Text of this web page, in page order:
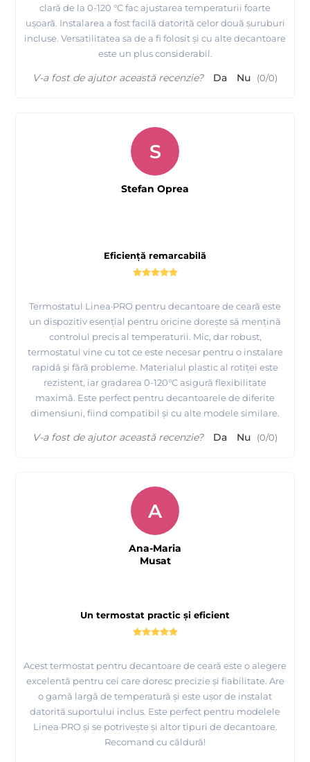
clară de la 0-120 °C fac ajustarea temperaturii foarte
ușoară. Instalarea a fost facilă datorită celor două șuruburi
incluse. Versatilitatea sa de a fi folosit și cu alte decantoare
este un plus considerabil.
V-a fost de ajutor această recenzie? Da Nu (0/0)
Eficiență remarcabilă
Termostatul Linea·PRO pentru decantoare de ceară este
un dispozitiv esențial pentru oricine dorește să mențină
controlul precis al temperaturii. Mic, dar robust,
termostatul vine cu tot ce este necesar pentru o instalare
rapidă și fără probleme. Materialul plastic al rotiței este
rezistent, iar gradarea 0-120°C asigură flexibilitate
maximă. Este perfect pentru decantoarele de diferite
dimensiuni, fiind compatibil și cu alte modele similare.
S
Stefan Oprea
V-a fost de ajutor această recenzie? Da Nu (0/0)
Un termostat practic și eficient
Acest termostat pentru decantoare de ceară este o alegere
excelentă pentru cei care doresc precizie și fiabilitate. Are
o gamă largă de temperatură și este ușor de instalat
datorită suportului inclus. Este perfect pentru modelele
Linea·PRO și se potrivește și altor tipuri de decantoare.
Recomand cu căldură!
A
Ana-Maria
Musat